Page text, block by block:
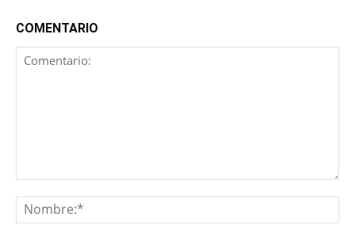
COMENTARIO